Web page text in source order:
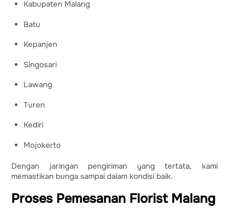
Kabupaten Malang
Batu
Kepanjen
Singosari
Lawang
Turen
Kediri
Mojokerto
Dengan jaringan pengiriman yang tertata, kami
memastikan bunga sampai dalam kondisi baik.
Proses Pemesanan Florist Malang